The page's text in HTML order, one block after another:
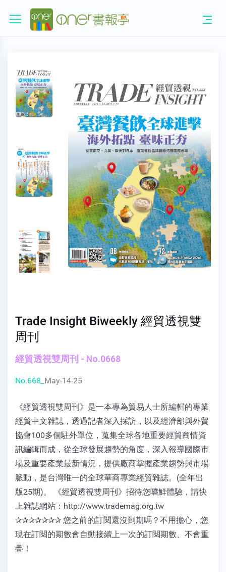
Trade Insight Biweekly 經貿透視雙
周刊
經貿透視雙周刊 - No.0668
No.668_ May-14-25
《經貿透視雙周刊》是一本專為貿易人士所編輯的專業
經貿中文雜誌，透過記者深入採訪，以及經濟部與外貿
協會100多個駐外單位，蒐集全球各地重要經貿商情資
訊編輯而成，從全球發展趨勢的角度，深入報導國際市
場及重要產業最新情況，提供廠商掌握產業趨勢與市場
脈動，是台灣唯一的全球華商專業經貿雜誌。(全年出
版25期)。 《經貿透視雙周刊》招待您嚐鮮體驗，請快
上雜誌網站：http://www.trademag.org.tw
✰✰✰✰✰✰✰ 您之前的訂閱還沒到期嗎？不用擔心，您
現在訂閱的期數會自動接續上一次的訂閱期數、不會重
疊！